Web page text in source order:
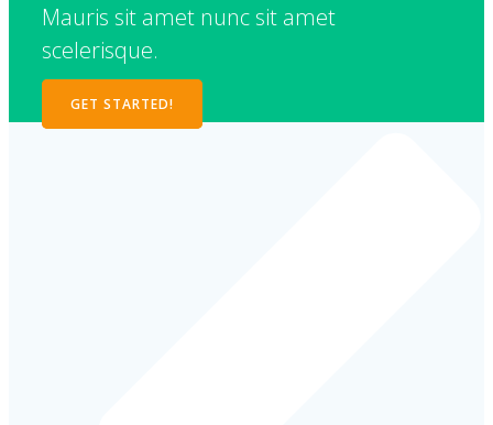
Mauris sit amet nunc sit amet
scelerisque.
GET STARTED!